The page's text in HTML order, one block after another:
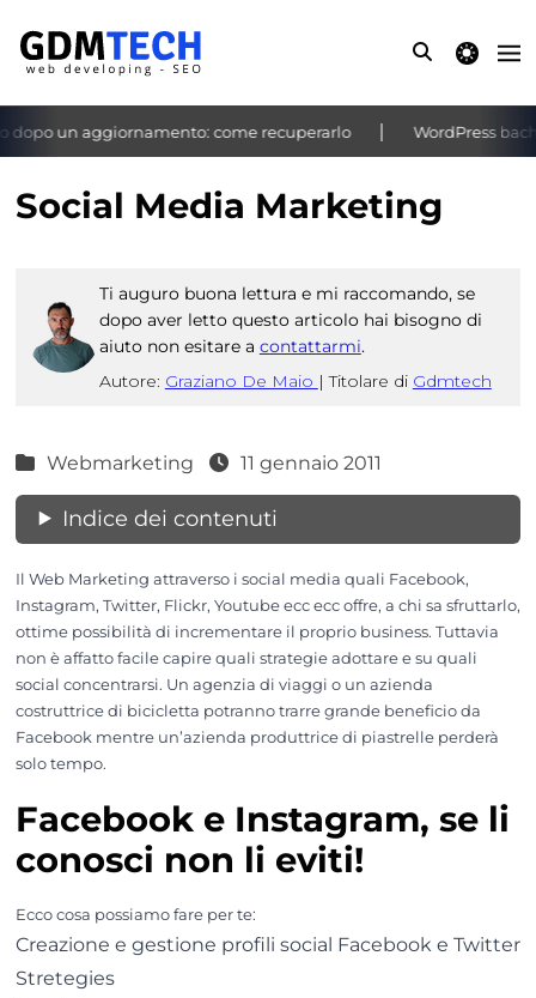
theme
un aggiornamento: come recuperarlo WordPress
‹ ›
Social Media Marketing
Ti auguro buona lettura e mi raccomando, se
dopo aver letto questo articolo hai bisogno di
aiuto non esitare a contattarmi.
Autore: Graziano De Maio | Titolare di Gdmtech
Webmarketing 11 gennaio 2011
Indice dei contenuti
Il Web Marketing attraverso i social media quali Facebook,
Instagram, Twitter, Flickr, Youtube ecc ecc offre, a chi sa sfruttarlo,
ottime possibilità di incrementare il proprio business. Tuttavia
non è affatto facile capire quali strategie adottare e su quali
social concentrarsi. Un agenzia di viaggi o un azienda
costruttrice di bicicletta potranno trarre grande beneficio da
Facebook mentre un’azienda produttrice di piastrelle perderà
solo tempo.
Facebook e Instagram, se li
conosci non li eviti!
Ecco cosa possiamo fare per te:
Creazione e gestione profili social Facebook e Twitter
Stretegies